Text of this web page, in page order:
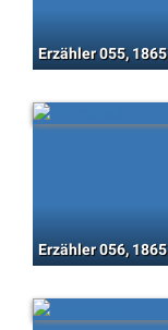
Erzähler 055, 1865
Erzähler 056, 1865